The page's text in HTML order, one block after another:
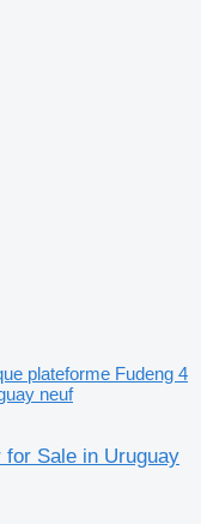
plateforme Fudeng 4
neuf
for Sale in Uruguay